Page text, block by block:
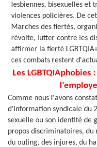
lesbiennes, bisexuelles et
violences policières. De
Marches des fiertés,
révolte, lutter contre les
affirmer la fierté
ces combats restent
Les
Comme nous l'avons
d'information syndicale du
sexuelle ou son identité de
propos discriminatoires, du
du outing, des injures, du